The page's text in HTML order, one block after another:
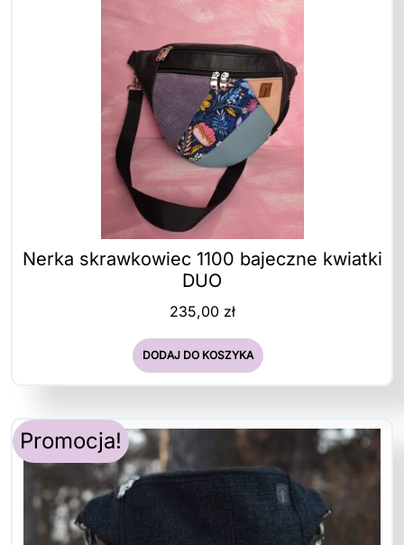
Nerka skrawkowiec 1100 bajeczne kwiatki
DUO
235,00 zł
DODAJ DO KOSZYKA
Promocja!